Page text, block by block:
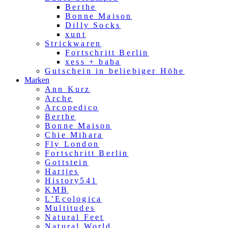
Berthe
Bonne Maison
Dilly Socks
xunt
Strickwaren
Fortschritt Berlin
xess + baba
Gutschein in beliebiger Höhe
Marken
Ann Kurz
Arche
Arcopedico
Berthe
Bonne Maison
Chie Mihara
Fly London
Fortschritt Berlin
Gottstein
Hartjes
History541
KMB
L’Ecologica
Multitudes
Natural Feet
Natural World